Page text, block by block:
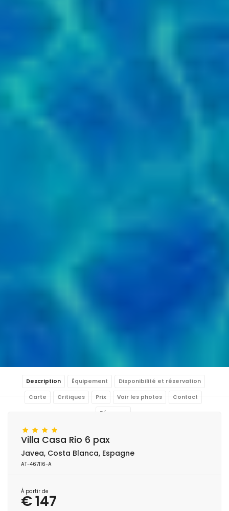
Description Équipement Disponibilité et réservation
Carte Critiques Prix Voir les photos Contact
Réserver
Villa Casa Rio 6 pax
Javea, Costa Blanca, Espagne
AT-467116-A
À partir de
€ 147